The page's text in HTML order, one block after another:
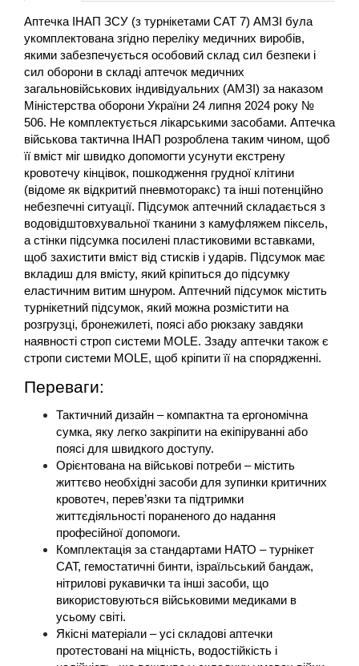
Аптечка ІНАП ЗСУ (з турнікетами CAT 7) АМЗІ була
укомплектована згідно переліку медичних виробів,
якими забезпечується особовий склад сил безпеки і
сил оборони в складі аптечок медичних
загальновійськових індивідуальних (АМЗІ) за наказом
Міністерства оборони України 24 липня 2024 року №
506. Не комплектується лікарськими засобами. Аптечка
військова тактична ІНАП розроблена таким чином, щоб
її вміст міг швидко допомогти усунути екстрену
кровотечу кінцівок, пошкодження грудної клітини
(відоме як відкритий пневмоторакс) та інші потенційно
небезпечні ситуації. Підсумок аптечний складається з
водовідштовхувальної тканини з камуфляжем піксель,
а стінки підсумка посилені пластиковими вставками,
щоб захистити вміст від стисків і ударів. Підсумок має
вкладиш для вмісту, який кріпиться до підсумку
еластичним витим шнуром. Аптечний підсумок містить
турнікетний підсумок, який можна розмістити на
розгрузці, бронежилеті, поясі або рюкзаку завдяки
наявності строп системи MOLE. Ззаду аптечки також є
стропи системи MOLE, щоб кріпити її на спорядженні.
Переваги:
Тактичний дизайн – компактна та ергономічна
сумка, яку легко закріпити на екіпіруванні або
поясі для швидкого доступу.
Орієнтована на військові потреби – містить
життєво необхідні засоби для зупинки критичних
кровотеч, перев’язки та підтримки
життєдіяльності пораненого до надання
професійної допомоги.
Комплектація за стандартами НАТО – турнікет
CAT, гемостатичні бинти, ізраїльський бандаж,
нітрилові рукавички та інші засоби, що
використовуються військовими медиками в
усьому світі.
Якісні матеріали – усі складові аптечки
протестовані на міцність, водостійкість і